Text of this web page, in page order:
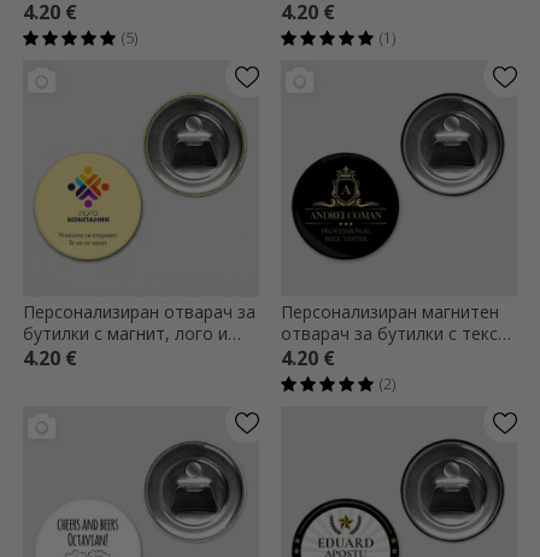
4.20 €
(5)
4.20 €
(1)
Персонализиран отварач за
бутилки с магнит, лого и
текст
4.20 €
Персонализиран магнитен
отварач за бутилки с текст
- Premium
4.20 €
(2)